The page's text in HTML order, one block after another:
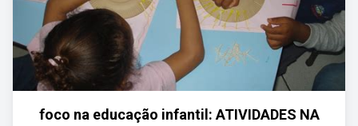
foco na educação infantil: ATIVIDADES NA